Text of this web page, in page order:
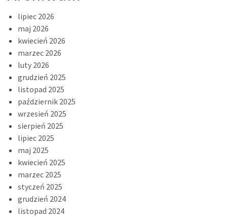
lipiec 2026
maj 2026
kwiecień 2026
marzec 2026
luty 2026
grudzień 2025
listopad 2025
październik 2025
wrzesień 2025
sierpień 2025
lipiec 2025
maj 2025
kwiecień 2025
marzec 2025
styczeń 2025
grudzień 2024
listopad 2024